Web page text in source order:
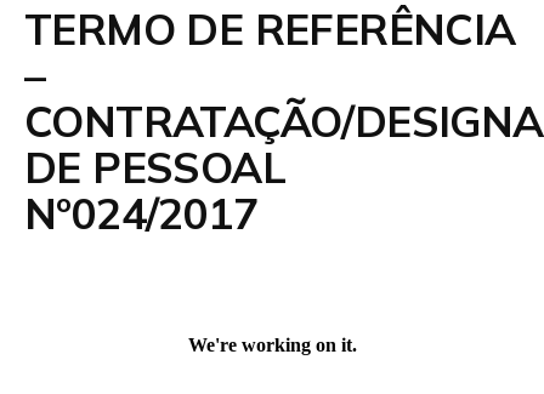
TERMO DE REFERÊNCIA
–
CONTRATAÇÃO/
DE PESSOAL
Nº024/2017